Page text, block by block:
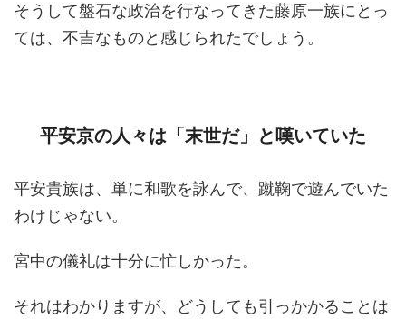
そうして盤石な政治を行なってきた藤原一族にとっ
ては、不吉なものと感じられたでしょう。
平安京の人々は「末世だ」と嘆いていた
平安貴族は、単に和歌を詠んで、蹴鞠で遊んでいた
わけじゃない。
宮中の儀礼は十分に忙しかった。
それはわかりますが、どうしても引っかかることは